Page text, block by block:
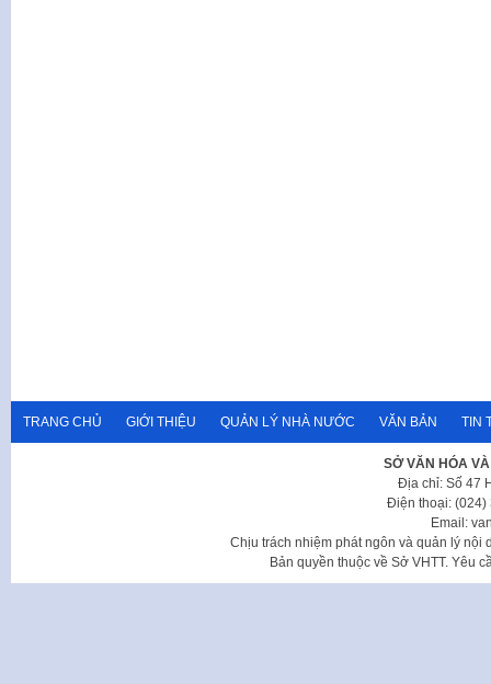
TRANG CHỦ GIỚI THIỆU QUẢN LÝ NHÀ NƯỚC VĂN BẢN TIN
SỞ VĂN HÓA
Địa chỉ: Số 47
Điện thoại: (024)
Email:
Chịu trách nhiệm phát ngôn và quản lý nội
Bản quyền thuộc về Sở VHTT. Yêu